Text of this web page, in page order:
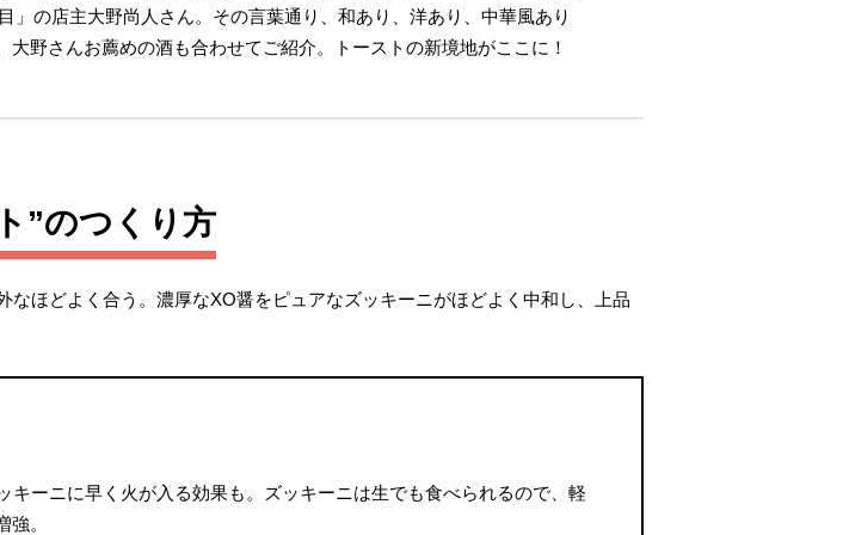
の店主大野尚人さん。その言葉通り、和あり、洋あり、中華風あり
野さんお薦めの酒も合わせてご紹介。トーストの新境地がここに！
”のつくり方
ほどよく合う。濃厚なXO醤をピュアなズッキーニがほどよく中和し、上品
ーニに早く火が入る効果も。ズッキーニは生でも食べられるので、軽
。